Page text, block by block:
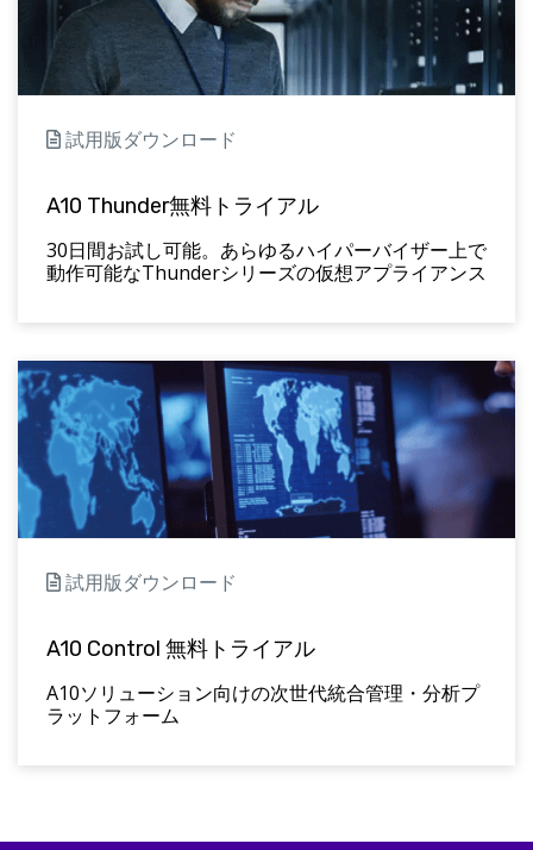
試用版ダウンロード
A10 Thunder無料トライアル
30日間お試し可能。あらゆるハイパーバイザー上で
動作可能なThunderシリーズの仮想アプライアンス
試用版ダウンロード
A10 Control 無料トライアル
A10ソリューション向けの次世代統合管理・分析プ
ラットフォーム